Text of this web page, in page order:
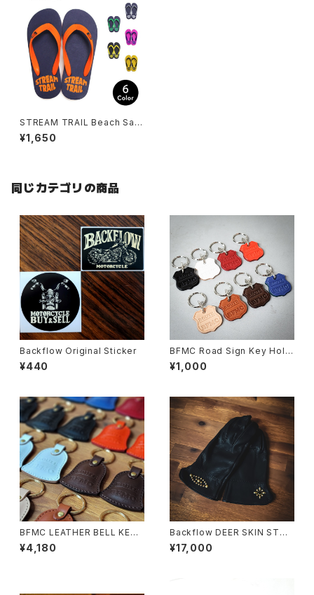
STREAM TRAIL Beach San
dals(ビーチサンダル)
¥1,650
同じカテゴリの商品
Backflow Original Sticker
¥440
BFMC Road Sign Key Hold
er
¥1,000
BFMC LEATHER BELL KEYH
OLDER
¥4,180
Backflow DEER SKIN STUD
S GLOVE
¥17,000